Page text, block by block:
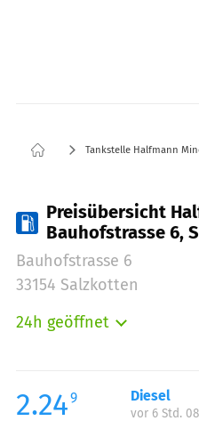
Tankstelle Halfmann
Preisübersicht
Bauhofstrasse 6,
Bauhofstrasse 6
33154 Salzkotten
24h geöffnet
Mittwoch:
Donnerstag:
2.249 Diesel
vor 6 Std.